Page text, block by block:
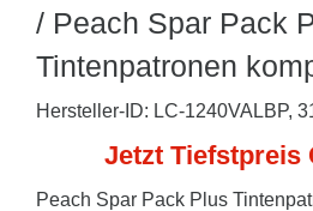
/ Peach Spar Pack
Tintenpatronen
Hersteller-ID: LC-1240VALBP,
Jetzt Tiefstpreis
Peach Spar Pack Plus